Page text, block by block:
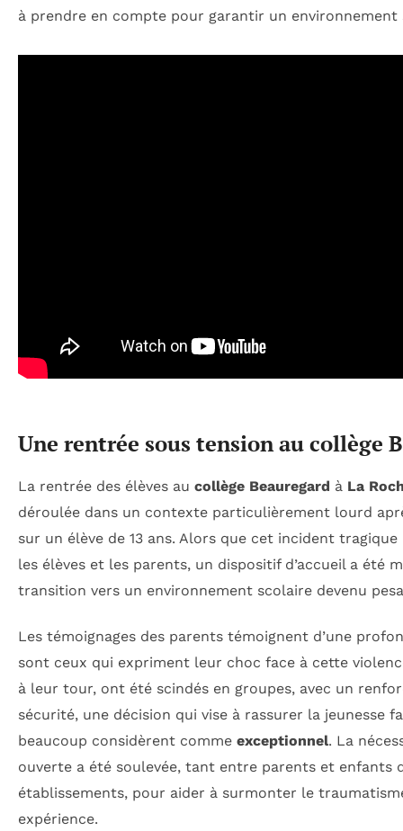
à prendre en compte pour garantir un environnement
Une rentrée sous tension au collège
La rentrée des élèves au collège Beauregard à La
déroulée dans un contexte particulièrement lourd
sur un élève de 13 ans. Alors que cet incident
les élèves et les parents, un dispositif d’accueil a été
transition vers un environnement scolaire devenu
Les témoignages des parents témoignent d’une
sont ceux qui expriment leur choc face à cette
à leur tour, ont été scindés en groupes, avec un
sécurité, une décision qui vise à rassurer la jeunesse
beaucoup considèrent comme exceptionnel. La
ouverte a été soulevée, tant entre parents et enfants
établissements, pour aider à surmonter le
expérience.